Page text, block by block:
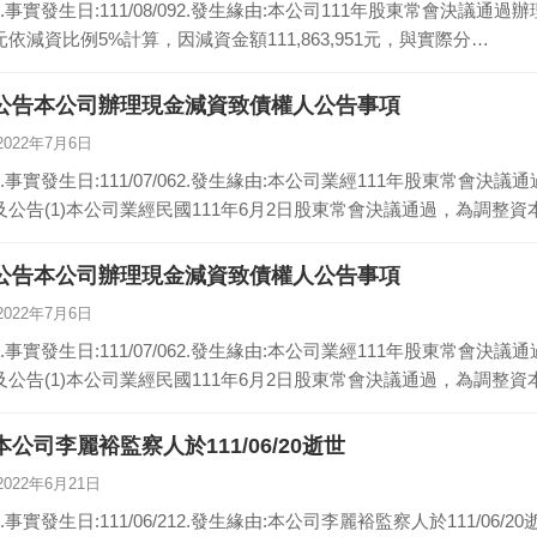
事實發生日:111/08/092.發生緣由:本公司111年股東常會決議通過
依減資比例5%計算，因減資金額111,863,951元，與實際分…
告本公司辦理現金減資致債權人公告事項
年7月6日
事實發生日:111/07/062.發生緣由:本公司業經111年股東常會決議
公告(1)本公司業經民國111年6月2日股東常會決議通過，為調整
告本公司辦理現金減資致債權人公告事項
年7月6日
事實發生日:111/07/062.發生緣由:本公司業經111年股東常會決議
公告(1)本公司業經民國111年6月2日股東常會決議通過，為調整
公司李麗裕監察人於111/06/20逝世
年6月21日
事實發生日:111/06/212.發生緣由:本公司李麗裕監察人於111/06/